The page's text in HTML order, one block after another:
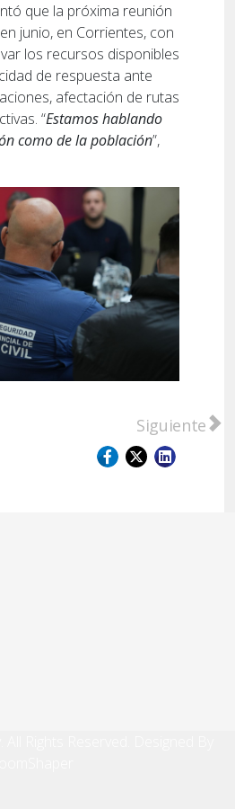
que la próxima reunión
junio, en Corrientes, con
los recursos disponibles
de respuesta ante
afectación de rutas
“Estamos hablando
como de la población”,
San Lorenzo: se realizó
Artículo
Siguiente